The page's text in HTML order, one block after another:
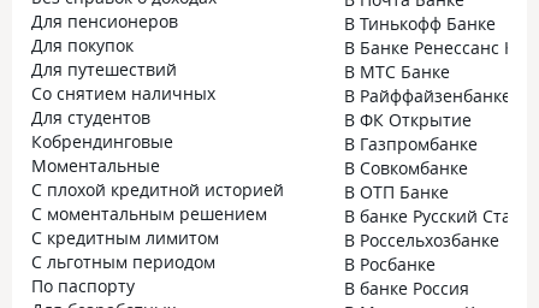
Для пенсионеров
Для покупок
Для путешествий
Со снятием наличных
Для студентов
Кобрендинговые
Моментальные
С плохой кредитной историей
С моментальным решением
С кредитным лимитом
С льготным периодом
По паспорту
В Тинькофф Банке
В Банке Ренессанс
В МТС Банке
В Райффайзенбанке
В ФК Открытие
В Газпромбанке
В Совкомбанке
В ОТП Банке
В банке Русский
В Россельхозбанке
В Росбанке
В банке Россия